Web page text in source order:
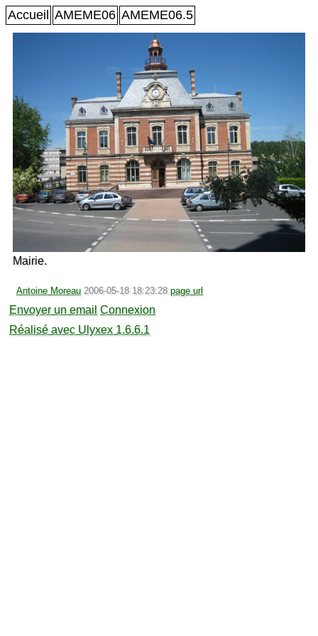
Accueil AMEME06 AMEME06.5
Mairie.
Antoine Moreau 2006-05-18 18:23:28 page url
Envoyer un email Connexion
Réalisé avec Ulyxex 1.6.6.1